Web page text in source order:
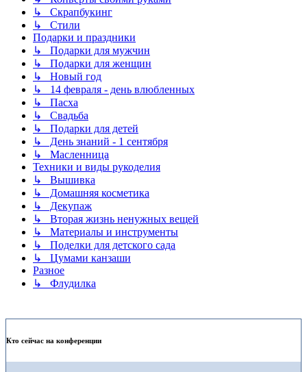
↳ Скрапбукинг
↳ Стили
Подарки и праздники
↳ Подарки для мужчин
↳ Подарки для женщин
↳ Новый год
↳ 14 февраля - день влюбленных
↳ Пасха
↳ Свадьба
↳ Подарки для детей
↳ День знаний - 1 сентября
↳ Масленница
Техники и виды рукоделия
↳ Вышивка
↳ Домашняя косметика
↳ Декупаж
↳ Вторая жизнь ненужных вещей
↳ Материалы и инструменты
↳ Поделки для детского сада
↳ Цумами канзаши
Разное
↳ Флудилка
Кто сейчас на конференции